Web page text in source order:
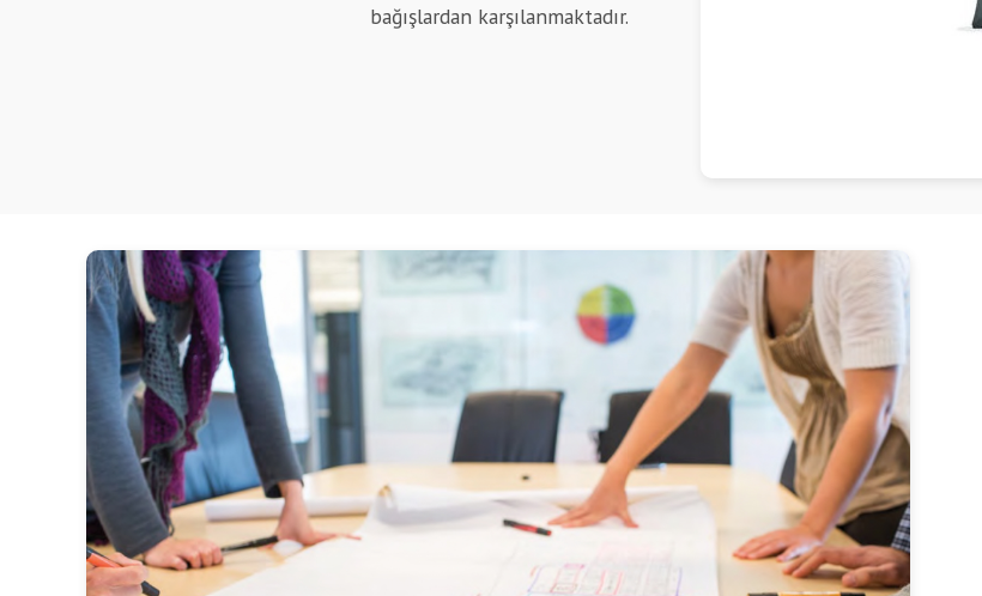
bağışlardan karşılanmaktadır.